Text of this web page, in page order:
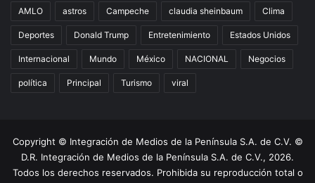
AMLO astros Campeche claudia sheinbaum Clima
Deportes Donald Trump Entretenimiento Estados Unidos
Internacional Mundo México NACIONAL Negocios
política Principal Turismo viral
Copyright © Integración de Medios de la Península S.A. de C.V. ©
D.R. Integración de Medios de la Península S.A. de C.V., 2026.
Todos los derechos reservados. Prohibida su reproducción total o